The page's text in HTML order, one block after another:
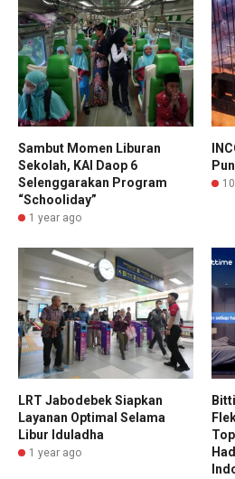
Sambut Momen Liburan
Sekolah, KAI Daop 6
Selenggarakan Program
“Schooliday”
1 year ago
LRT Jabodebek Siapkan
Layanan Optimal Selama
Libur Iduladha
1 year ago